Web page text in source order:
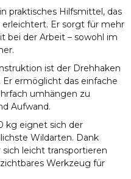
praktisches Hilfsmittel, das
Er sorgt für mehr
bei der Arbeit – sowohl im
ist der Drehhaken
ermöglicht das einfache
umhängen zu
Aufwand.
kg eignet sich der
Wildarten. Dank
leicht transportieren
Werkzeug für